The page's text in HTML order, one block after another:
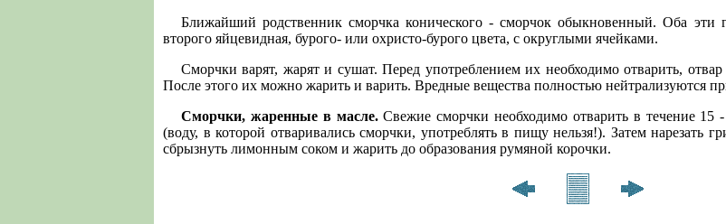
Ближайший родственник сморчка конического - сморчок обыкновенный. Оба эти
второго яйцевидная, бурого- или охристо-бурого цвета, с округлыми ячейками.
Сморчки варят, жарят и сушат. Перед употреблением их необходимо отварить,
После этого их можно жарить и варить. Вредные вещества полностью нейтрализуются
Сморчки, жаренные в масле.Свежие сморчки необходимо отварить в течение 15
(воду, в которой отваривались сморчки, употреблять в пищу нельзя!). Затем нарезать
сбрызнуть лимонным соком и жарить до образования румяной корочки.